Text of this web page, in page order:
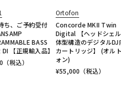
ち、ご予約受付
BASS
DI 【正規輸入品】
（税込）
Ortofon
Concorde MKII Twin
Digital 【ヘッドシェ
体型構造のデジタルDJ
カートリッジ】 (オル
ォン)
¥55,000 （税込）